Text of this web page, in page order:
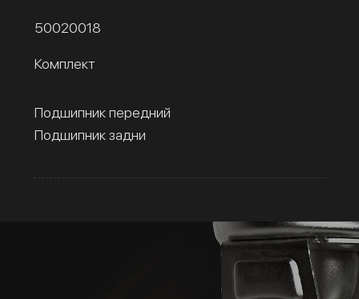
50020018
Комплект
Подшипник передний
Подшипник задни